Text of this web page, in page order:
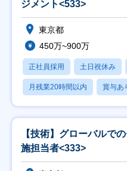
ジメント<533>
東京都
450万~900万
正社員採用 土日祝休み
月残業20時間以内 賞与あ
【技術】グローバルで
施担当者<333>